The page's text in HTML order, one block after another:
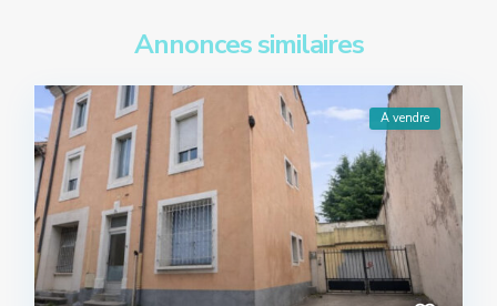
Annonces similaires
A vendre